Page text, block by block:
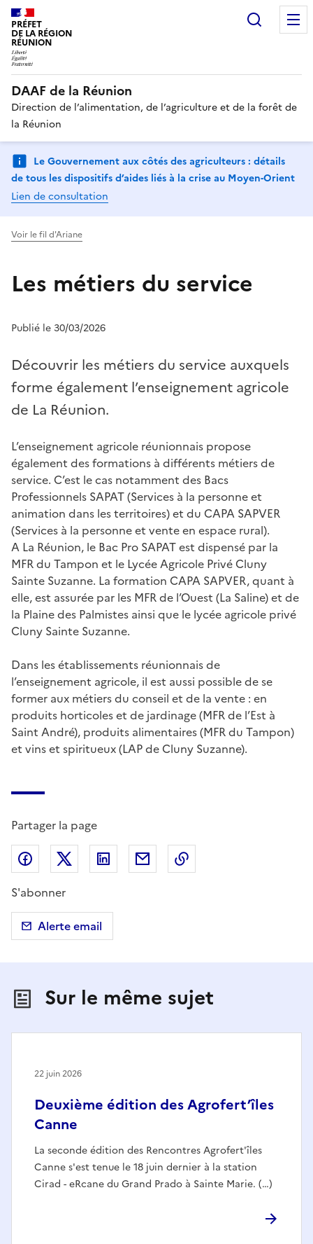
PRÉFET
DE LA RÉGION
RÉUNION
DAAF de la Réunion
Direction de l’alimentation, de l’agriculture et de la forêt de
la Réunion
Le Gouvernement aux côtés des agriculteurs : détails
de tous les dispositifs d’aides liés à la crise au Moyen-Orient
Lien de consultation
Voir le fil d'Ariane
Les métiers du service
Publié le 30/03/2026
Découvrir les métiers du service auxquels
forme également l’enseignement agricole
de La Réunion.
L’enseignement agricole réunionnais propose
également des formations à différents métiers de
service. C’est le cas notamment des Bacs
Professionnels SAPAT (Services à la personne et
animation dans les territoires) et du CAPA SAPVER
(Services à la personne et vente en espace rural).
A La Réunion, le Bac Pro SAPAT est dispensé par la
MFR du Tampon et le Lycée Agricole Privé Cluny
Sainte Suzanne. La formation CAPA SAPVER, quant à
elle, est assurée par les MFR de l’Ouest (La Saline) et de
la Plaine des Palmistes ainsi que le lycée agricole privé
Cluny Sainte Suzanne.
Dans les établissements réunionnais de
l’enseignement agricole, il est aussi possible de se
former aux métiers du conseil et de la vente : en
produits horticoles et de jardinage (MFR de l’Est à
Saint André), produits alimentaires (MFR du Tampon)
et vins et spiritueux (LAP de Cluny Suzanne).
Partager la page
Partager sur Facebook
Partager sur X (anciennement Twitter)
Partager sur LinkedIn
Partager par email
S'abonner
Alerte email
Sur le même sujet
Deuxième édition des Agrofert’îles
Canne
La seconde édition des Rencontres Agrofert'îles
Canne s'est tenue le 18 juin dernier à la station
Cirad - eRcane du Grand Prado à Sainte Marie. (…)
22 juin 2026